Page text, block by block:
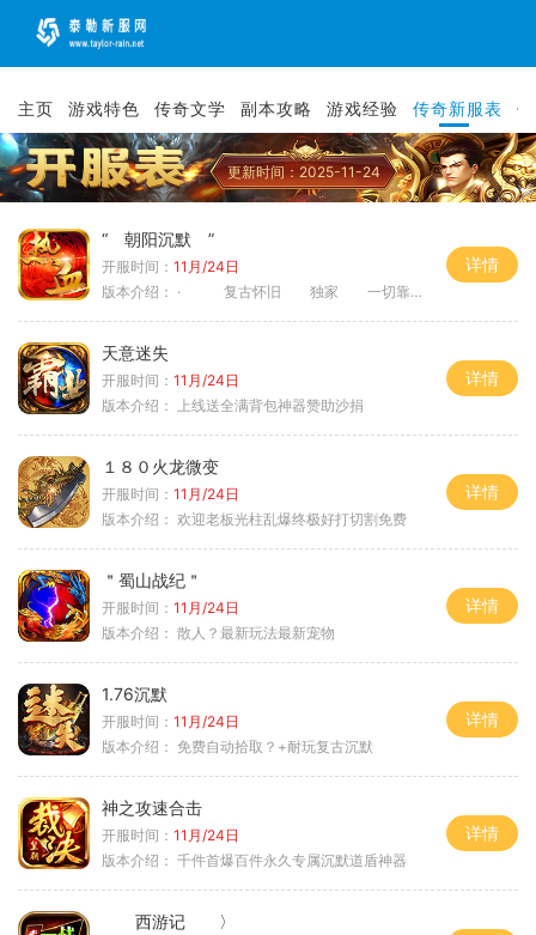
主页 游戏特色 传奇文学 副本攻略 游戏经验 传奇新服表
更新时间：2025-11-24
“ 朝阳沉默 ”
开服时间： 11月/24日
版本介绍： · 复古怀旧 独家 一切靠打
详情
天意迷失
开服时间： 11月/24日
版本介绍：
上线送全满背包神器赞助沙捐
详情
１８０火龙微变
开服时间： 11月/24日
版本介绍： 欢迎老板光柱乱爆终极好打切割免费
详情
＂蜀山战纪＂
开服时间： 11月/24日
版本介绍： 散人？最新玩法最新宠物
详情
1.76沉默
开服时间： 11月/24日
版本介绍： 免费自动拾取？+耐玩复古沉默
详情
神之攻速合击
开服时间： 11月/24日
版本介绍： 千件首爆百件永久专属沉默道盾神器
详情
西游记 〉